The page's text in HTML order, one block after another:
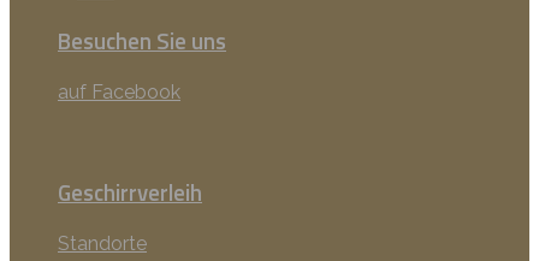
Besuchen Sie uns
auf Facebook
Geschirrverleih
Standorte